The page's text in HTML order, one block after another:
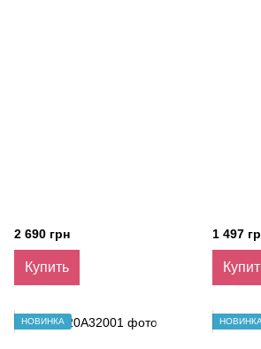
2 690 грн
Купить
1 497
НОВИНКА НОВИНКА